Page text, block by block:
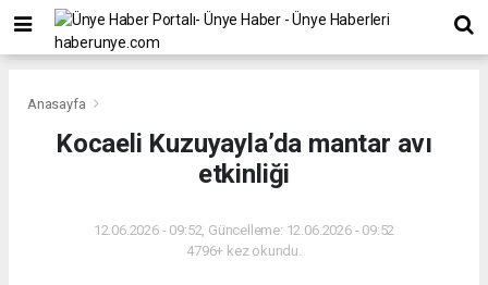
Anasayfa
Kocaeli Kuzuyayla’da mantar avı
etkinliği
12.06.2026 - 09:52, Güncelleme: 12.06.2026 - 09:52
4796+ kez okundu.